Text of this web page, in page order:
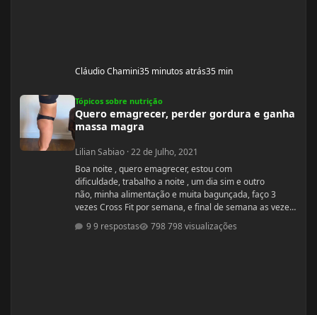
Cláudio Chamini35 minutos atrás35 min
Quero emagrecer, perder gordura e ganha massa magra
Tópicos sobre nutrição
Quero emagrecer, perder gordura e ganha
massa magra
Lilian Sabiao ·22 de Julho, 2021
Boa noite , quero emagrecer, estou com
dificuldade, trabalho a noite , um dia sim e outro
não, minha alimentação e muita bagunçada, faço 3
vezes Cross Fit por semana, e final de semana as vezes
faço caminhada, precisava de algumas dicas. Idade: 50
Altura: 1,60 Peso:66 Medicações em uso
9 respostas 798 visualizações